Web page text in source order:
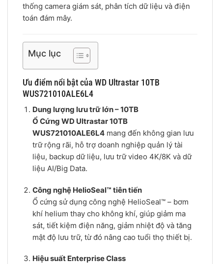
thống camera giám sát, phân tích dữ liệu và điện
toán đám mây.
Mục lục
Ưu điểm nổi bật của WD Ultrastar 10TB
WUS721010ALE6L4
Dung lượng lưu trữ lớn – 10TB
Ổ Cứng WD Ultrastar 10TB
WUS721010ALE6L4mang đến không gian lưu
trữ rộng rãi, hỗ trợ doanh nghiệp quản lý tài
liệu, backup dữ liệu, lưu trữ video 4K/8K và dữ
liệu AI/Big Data.
Công nghệ HelioSeal™ tiên tiến
Ổ cứng sử dụng công nghệ HelioSeal™ – bơm
khí helium thay cho không khí, giúp giảm ma
sát, tiết kiệm điện năng, giảm nhiệt độ và tăng
mật độ lưu trữ, từ đó nâng cao tuổi thọ thiết bị.
Hiệu suất Enterprise Class